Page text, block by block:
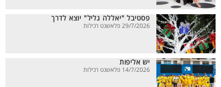
פסטיבל "יאללה גליל" יוצא לדרך
29/7/2026 פלאשנט רכילות
יש אליפות
14/7/2026 פלאשנט רכילות